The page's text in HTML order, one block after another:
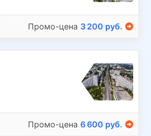
Промо-цена 3 200 руб.
Промо-цена 6 600 руб.